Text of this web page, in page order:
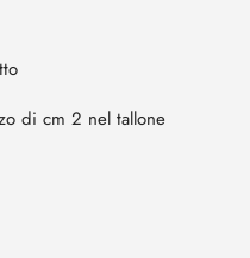
di cm 2 nel tallone